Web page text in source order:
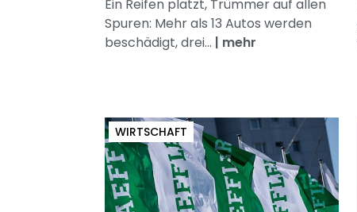
Ein Reifen platzt, Trümmer auf allen
Spuren: Mehr als 13 Autos werden
beschädigt, drei... | mehr
WIRTSCHAFT